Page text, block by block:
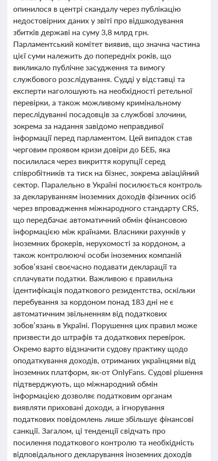
опинилося в центрі скандалу через публікацію
недостовірних даних у звіті про відшкодування
збитків державі на суму 3,8 млрд грн.
Парламентський комітет виявив, що значна частина
цієї суми належить до попередніх років, що
викликало публічне засудження та вимогу
службового розслідування. Судді у відставці та
експерти наголошують на необхідності ретельної
перевірки, а також можливому кримінальному
переслідуванні посадовців за службові злочини,
зокрема за надання завідомо неправдивої
інформації перед парламентом. Цей випадок став
черговим проявом кризи довіри до БЕБ, яка
посилилася через викриття корупції серед
співробітників та тиск на бізнес, зокрема авіаційний
сектор. Паралельно в Україні посилюється контроль
за декларуванням іноземних доходів фізичних осіб
через впровадження міжнародного стандарту CRS,
що передбачає автоматичний обмін фінансовою
інформацією між країнами. Власники рахунків у
іноземних брокерів, нерухомості за кордоном, а
також контролюючі особи іноземних компаній
зобов’язані своєчасно подавати декларації та
сплачувати податки. Важливою є правильна
ідентифікація податкового резидентства, оскільки
перебування за кордоном понад 183 дні не є
автоматичним звільненням від податкових
зобов’язань в Україні. Порушення цих правил може
призвести до штрафів та додаткових перевірок.
Окремо варто відзначити судову практику щодо
оподаткування доходів, отриманих українцями від
іноземних платформ, як-от OnlyFans. Судові рішення
підтверджують, що міжнародний обмін
інформацією дозволяє податковим органам
виявляти приховані доходи, а ігнорування
податкових повідомлень лише збільшує фінансові
санкції. Загалом, ці тенденції свідчать про
посилення податкового контролю та необхідність
відповідального декларування іноземних доходів